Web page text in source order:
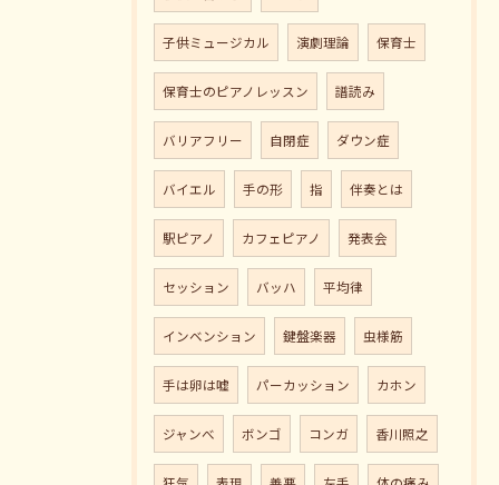
子供ミュージカル 演劇理論 保育士
保育士のピアノレッスン 譜読み
バリアフリー 自閉症 ダウン症
バイエル 手の形 指 伴奏とは
駅ピアノ カフェピアノ 発表会
セッション バッハ 平均律
インベンション 鍵盤楽器 虫様筋
手は卵は嘘 パーカッション カホン
ジャンべ ボンゴ コンガ 香川照之